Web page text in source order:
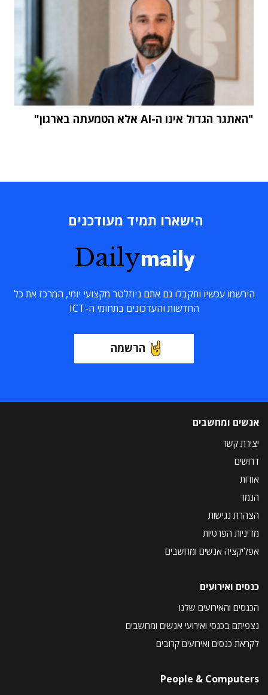
"האתגר הגדול אינו ה-AI אלא הטמעתה בארגון"
הישארו תמיד מעודכנים
Dailymaily
הירשמו עכשיו ותקבלו גם אתם ניוזלטר מקצועי יומי, המרכז את כל
החדשות והעדכונים בתחומי ה-ICT
הרשמה
אנשים ומחשבים
יצירת קשר
דרושים
אודות
הנמר
הצהרת נגישות
מדיניות הפרטיות
אפליקציה אנשים ומחשבים
כנסים ואירועים
הכנסים והאירועים שלנו
נצפיתם בכנסי ואירועי אנשים ומחשבים
לקראת כנסים ואירועים קרובים
People & Computers